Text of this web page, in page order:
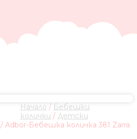
Начало / Бебешки
колички / Детски
/ Adbor-Бебешка количка 3в1 Zarra